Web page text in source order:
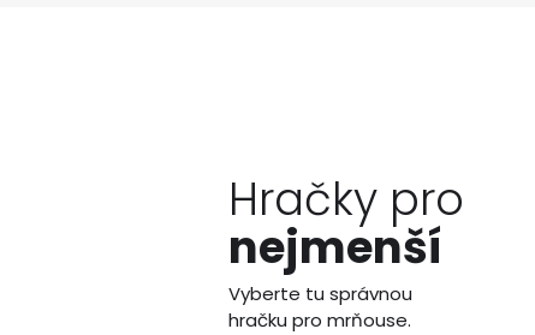
Hračky pro
nejmenší
Vyberte tu správnou
hračku pro mrňouse.